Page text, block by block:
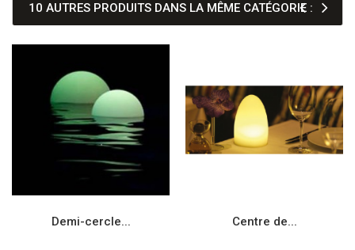
10 AUTRES PRODUITS DANS LA MÊME CATÉGORIE :
Demi-cercle... Centre de...